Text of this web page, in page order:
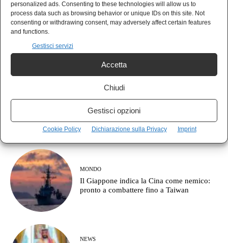
personalized ads. Consenting to these technologies will allow us to
process data such as browsing behavior or unique IDs on this site. Not
consenting or withdrawing consent, may adversely affect certain features
and functions.
Gestisci servizi
Accetta
Chiudi
Gestisci opzioni
Cookie Policy Dichiarazione sulla Privacy Imprint
Cos’è l’approccio clausewitziano in
geopolitica?
MONDO
Il Giappone indica la Cina come nemico:
pronto a combattere fino a Taiwan
NEWS